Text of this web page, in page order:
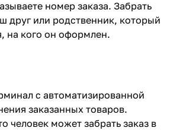
номер заказа. Забрать
друг или родственник, который
на кого он оформлен.
с автоматизированной
заказанных товаров.
человек может забрать заказ в